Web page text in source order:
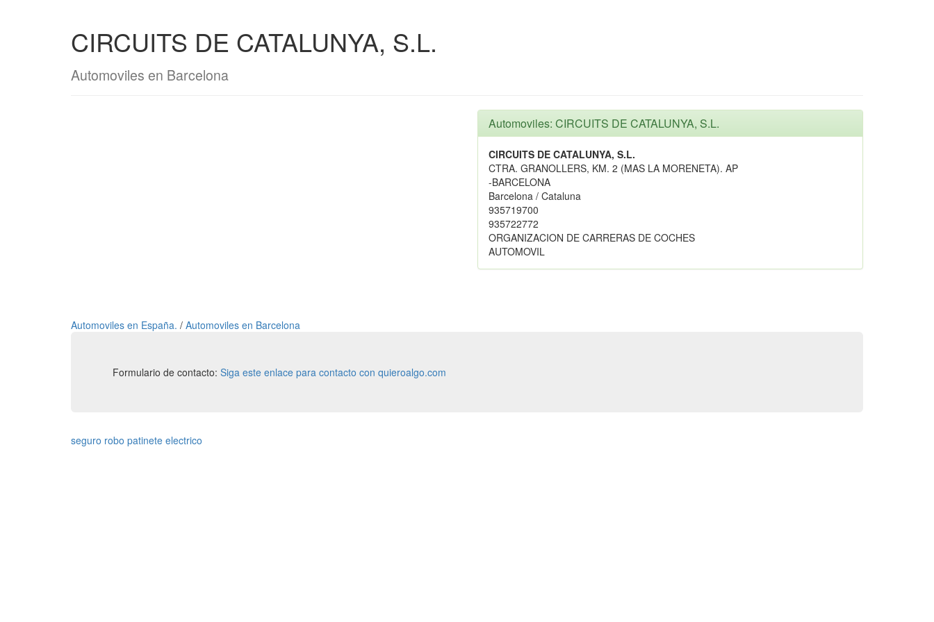
CIRCUITS DE CATALUNYA, S.L.
Automoviles en Barcelona
Automoviles: CIRCUITS DE CATALUNYA, S.L.
CIRCUITS DE CATALUNYA, S.L.
CTRA. GRANOLLERS, KM. 2 (MAS LA MORENETA). AP
-BARCELONA
Barcelona / Cataluna
935719700
935722772
ORGANIZACION DE CARRERAS DE COCHES
AUTOMOVIL
Automoviles en España. / Automoviles en Barcelona
Formulario de contacto: Siga este enlace para contacto con quieroalgo.com
seguro robo patinete electrico